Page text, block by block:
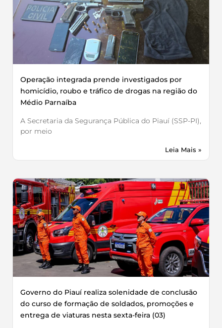
Operação integrada prende investigados por
homicídio, roubo e tráfico de drogas na região do
Médio Parnaíba
A Secretaria da Segurança Pública do Piauí (SSP-PI),
por meio
Leia Mais »
Governo do Piauí realiza solenidade de conclusão
do curso de formação de soldados, promoções e
entrega de viaturas nesta sexta-feira (03)